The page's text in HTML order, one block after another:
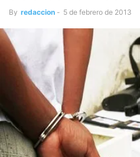
By redaccion - 5 de febrero de 2013